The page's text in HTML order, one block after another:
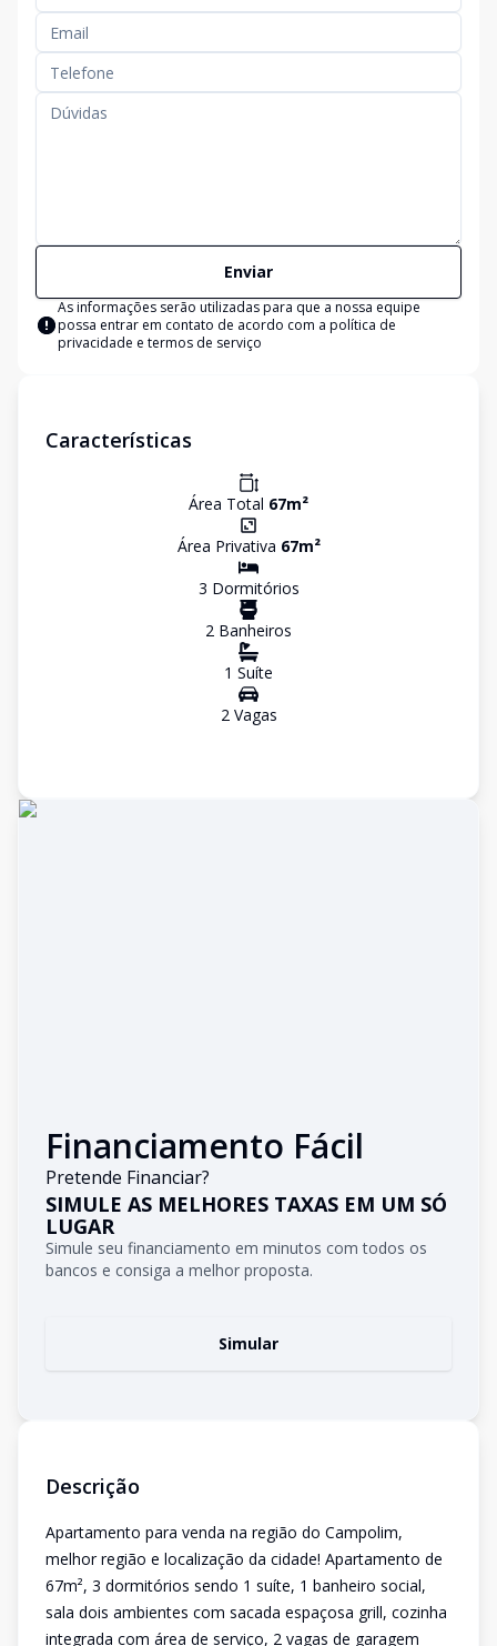
Enviar
As informações serão utilizadas para que a nossa equipe
possa entrar em contato de acordo com a política de
privacidade e termos de serviço
Características
Área Total 67m²
Área Privativa 67m²
3 Dormitórios
2 Banheiros
1 Suíte
2Vagas
Financiamento Fácil
Pretende Financiar?
SIMULE AS MELHORES TAXAS EM UM SÓ
LUGAR
Simule seu financiamento em minutos com todos os
bancos e consiga a melhor proposta.
Simular
Descrição
Apartamento para venda na região do Campolim,
melhor região e localização da cidade! Apartamento de
67m², 3 dormitórios sendo 1 suíte, 1 banheiro social,
sala dois ambientes com sacada espaçosa grill, cozinha
integrada com área de serviço, 2 vagas de garagem